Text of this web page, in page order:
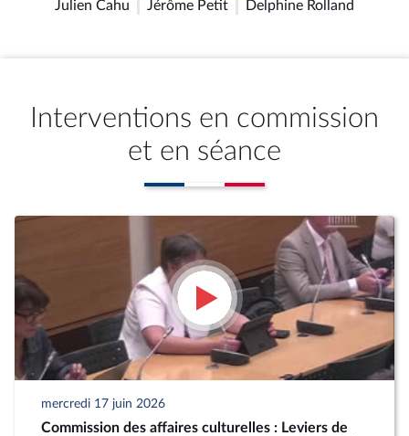
Julien Cahu Jérôme Petit Delphine Rolland
Interventions en commission
et en séance
mercredi 17 juin 2026
Commission des affaires culturelles : Leviers de